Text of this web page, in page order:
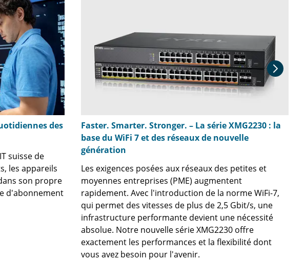
des
suisse de
les appareils
son propre
d'abonnement
Faster. Smarter. Stronger. – La série XMG2230 : la
base du WiFi 7 et des réseaux de nouvelle
génération
Les exigences posées aux réseaux des petites et
moyennes entreprises (PME) augmentent
rapidement. Avec l'introduction de la norme WiFi-7,
qui permet des vitesses de plus de 2,5 Gbit/s, une
infrastructure performante devient une nécessité
absolue. Notre nouvelle série XMG2230 offre
exactement les performances et la flexibilité dont
vous avez besoin pour l'avenir.